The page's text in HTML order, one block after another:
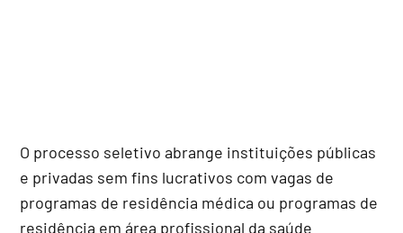
O processo seletivo abrange instituições públicas
e privadas sem fins lucrativos com vagas de
programas de residência médica ou programas de
residência em área profissional da saúde